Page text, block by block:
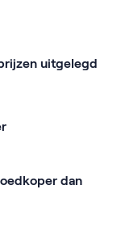
uitgelegd
dan